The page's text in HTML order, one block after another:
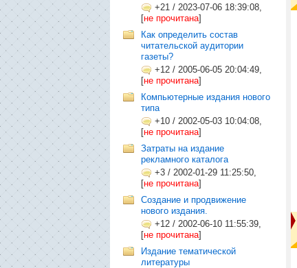
+21 / 2023-07-06 18:39:08,
[не прочитана]
Как определить состав
читательской аудитории
газеты?
+12 / 2005-06-05 20:04:49,
[не прочитана]
Компьютерные издания нового
типа
+10 / 2002-05-03 10:04:08,
[не прочитана]
Затраты на издание
рекламного каталога
+3 / 2002-01-29 11:25:50,
[не прочитана]
Создание и продвижение
нового издания.
+12 / 2002-06-10 11:55:39,
[не прочитана]
Издание тематической
литературы